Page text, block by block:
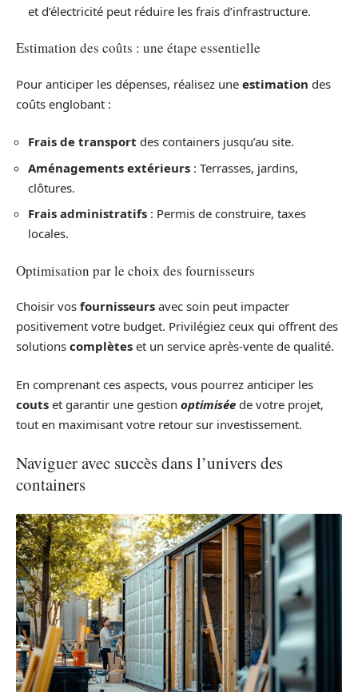
et d’électricité peut réduire les frais d’infrastructure.
Estimation des coûts : une étape essentielle
Pour anticiper les dépenses, réalisez une estimation des
coûts englobant :
Frais de transport des containers jusqu’au site.
Aménagements extérieurs : Terrasses, jardins,
clôtures.
Frais administratifs : Permis de construire, taxes
locales.
Optimisation par le choix des fournisseurs
Choisir vos fournisseurs avec soin peut impacter
positivement votre budget. Privilégiez ceux qui offrent des
solutions complètes et un service après-vente de qualité.
En comprenant ces aspects, vous pourrez anticiper les
couts et garantir une gestion optimisée de votre projet,
tout en maximisant votre retour sur investissement.
Naviguer avec succès dans l’univers des
containers